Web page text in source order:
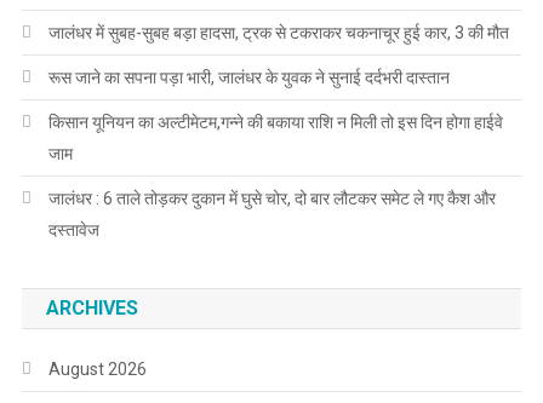
जालंधर में सुबह-सुबह बड़ा हादसा, ट्रक से टकराकर चकनाचूर हुई कार, 3 की मौत
रूस जाने का सपना पड़ा भारी, जालंधर के युवक ने सुनाई दर्दभरी दास्तान
किसान यूनियन का अल्टीमेटम,गन्ने की बकाया राशि न मिली तो इस दिन होगा हाईवे
जाम
जालंधर : 6 ताले तोड़कर दुकान में घुसे चोर, दो बार लौटकर समेट ले गए कैश और
दस्तावेज
ARCHIVES
August 2026